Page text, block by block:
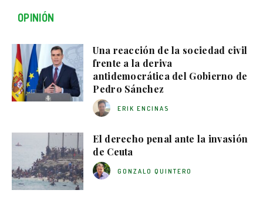
OPINIÓN
Una reacción de la sociedad civil
frente a la deriva
antidemocrática del Gobierno de
Pedro Sánchez
ERIK ENCINAS
El derecho penal ante la invasión
de Ceuta
GONZALO QUINTERO